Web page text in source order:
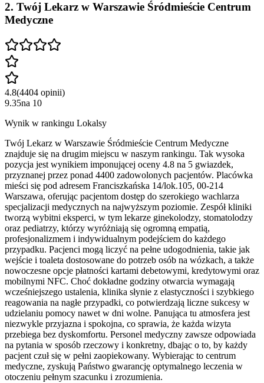
2. Twój Lekarz w Warszawie Śródmieście Centrum
Medyczne
4.8(4404 opinii)
9.35na 10
Wynik w rankingu Lokalsy
Twój Lekarz w Warszawie Śródmieście Centrum Medyczne
znajduje się na drugim miejscu w naszym rankingu. Tak wysoka
pozycja jest wynikiem imponującej oceny 4.8 na 5 gwiazdek,
przyznanej przez ponad 4400 zadowolonych pacjentów. Placówka
mieści się pod adresem Franciszkańska 14/lok.105, 00-214
Warszawa, oferując pacjentom dostęp do szerokiego wachlarza
specjalizacji medycznych na najwyższym poziomie. Zespół kliniki
tworzą wybitni eksperci, w tym lekarze ginekolodzy, stomatolodzy
oraz pediatrzy, którzy wyróżniają się ogromną empatią,
profesjonalizmem i indywidualnym podejściem do każdego
przypadku. Pacjenci mogą liczyć na pełne udogodnienia, takie jak
wejście i toaleta dostosowane do potrzeb osób na wózkach, a także
nowoczesne opcje płatności kartami debetowymi, kredytowymi oraz
mobilnymi NFC. Choć dokładne godziny otwarcia wymagają
wcześniejszego ustalenia, klinika słynie z elastyczności i szybkiego
reagowania na nagłe przypadki, co potwierdzają liczne sukcesy w
udzielaniu pomocy nawet w dni wolne. Panująca tu atmosfera jest
niezwykle przyjazna i spokojna, co sprawia, że każda wizyta
przebiega bez dyskomfortu. Personel medyczny zawsze odpowiada
na pytania w sposób rzeczowy i konkretny, dbając o to, by każdy
pacjent czuł się w pełni zaopiekowany. Wybierając to centrum
medyczne, zyskują Państwo gwarancję optymalnego leczenia w
otoczeniu pełnym szacunku i zrozumienia.